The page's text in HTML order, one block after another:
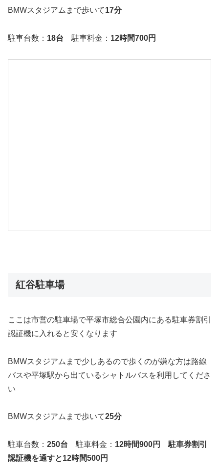
BMWスタジアムまで歩いて17分
駐車台数： 18台 駐車料金： 12時間700円
紅谷駐車場
ここは市営の駐車場で平塚市総合公園内にある駐車券割引
認証機に入れると安くなります
BMWスタジアムまで少しあるので歩くのが嫌な方は路線
バスや平塚駅から出ているシャトルバスを利用してくださ
い
BMWスタジアムまで歩いて25分
駐車台数： 250台 駐車料金： 12時間900円 駐車券割引
認証機を通すと12時間500円